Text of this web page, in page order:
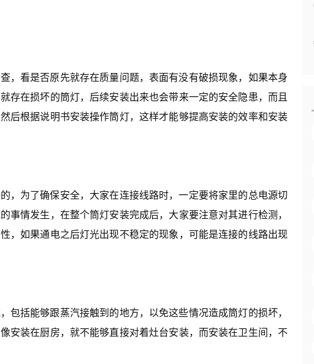
，看是否原先就存在质量问题，表面有没有破损现象，如果本身
存在损坏的筒灯，后续安装出来也会带来一定的安全隐患，而且
后根据说明书安装操作筒灯，这样才能够提高安装的效率和安装
，为了确保安全，大家在连接线路时，一定要将家里的总电源切
事情发生，在整个筒灯安装完成后，大家要注意对其进行检测，
，如果通电之后灯光出现不稳定的现象，可能是连接的线路出现
包括能够跟蒸汽接触到的地方，以免这些情况造成筒灯的损坏，
安装在厨房，就不能够直接对着灶台安装，而安装在卫生间，不